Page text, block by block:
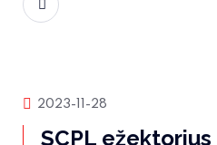
Produktų naujienos
2023-11-28
SCPL